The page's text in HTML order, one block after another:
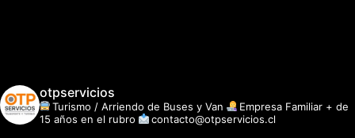
otpservicios
Turismo / Arriendo de Buses y Van
Empresa Familiar + de
15 años en el rubro
contacto@otpservicios.cl